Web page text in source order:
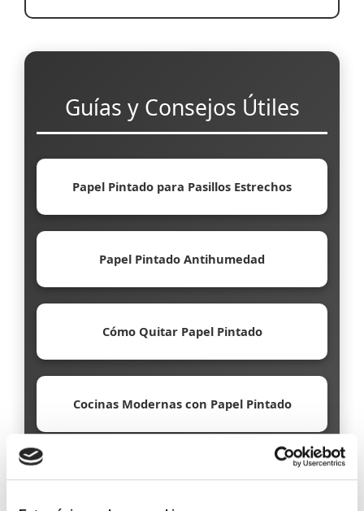
Guías y Consejos Útiles
Papel Pintado para Pasillos Estrechos
Papel Pintado Antihumedad
Cómo Quitar Papel Pintado
Cocinas Modernas con Papel Pintado
Papel Pintado Ecológico